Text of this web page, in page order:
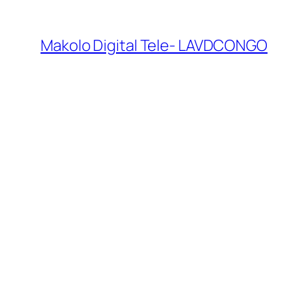
Makolo Digital Tele- LAVDCONGO